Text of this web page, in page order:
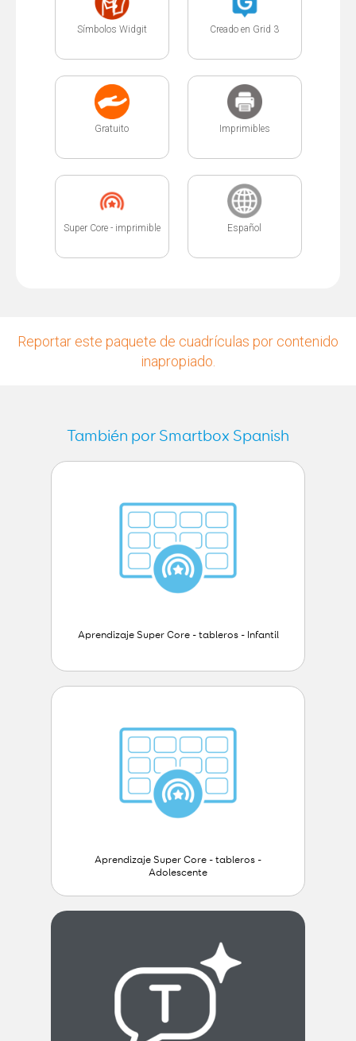
Símbolos Widgit Creado en Grid 3
Gratuito Imprimibles
Super Core - imprimible Español
Reportar este paquete de cuadrículas por contenido
inapropiado.
También por Smartbox Spanish
Aprendizaje Super Core - tableros - Infantil
Aprendizaje Super Core - tableros -
Adolescente